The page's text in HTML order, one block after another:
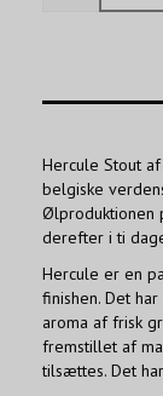
Hercule Stout
belgiske
Ølproduktionen
derefter i ti
Hercule er en
finishen. Det
aroma af frisk
fremstillet af
tilsættes. Det